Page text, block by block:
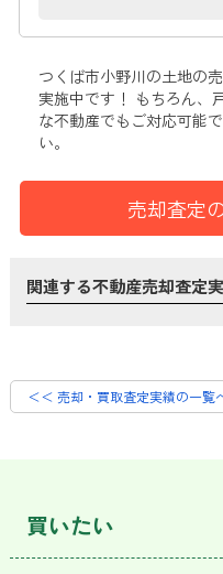
つくば市小野川の土地の
実施中です！ もちろん、
な不動産でもご対応可能
い。
売却査定
関連する不動産売却査定
＜＜ 売却・買取査定実績の一覧
買いたい